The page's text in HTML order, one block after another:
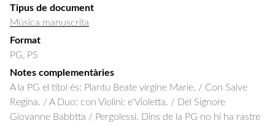
Tipus de document
Música manuscrita
Format
PG, PS
Notes complementàries
A la PG el títol és: Plantu Beate virgine Marie. / Con Salve
Regina. / A Duo: con Violini: e'Violetta. / Del Signore
Giovanne Babbtta / Pergolessi. Dins de la PG no hi ha rastre